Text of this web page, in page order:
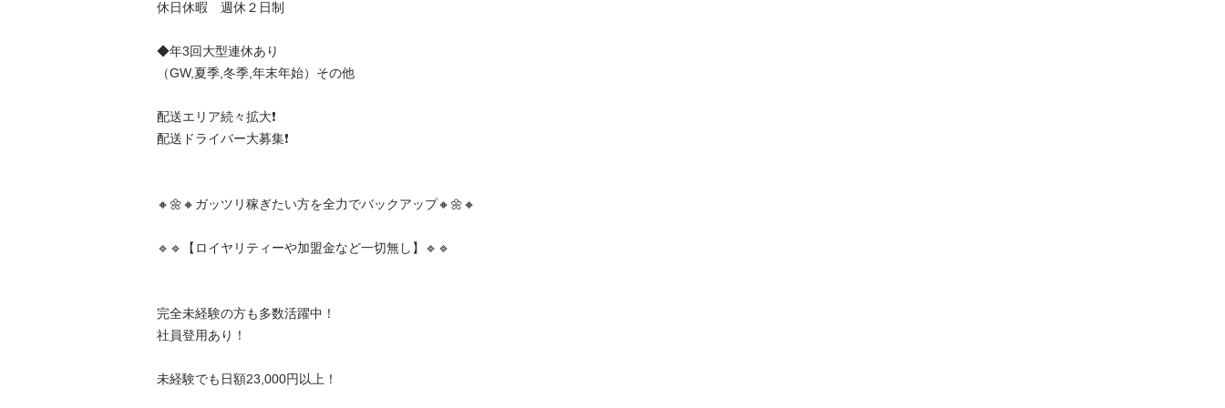
休日休暇　週休２日制
◆年3回大型連休あり
（GW,夏季,冬季,年末年始）その他
配送エリア続々拡大❗️
配送ドライバー大募集❗️
🔸🌼🔸ガッツリ稼ぎたい方を全力でバックアップ🔸🌼🔸
🔹🔹【ロイヤリティーや加盟金など一切無し】🔹🔹
完全未経験の方も多数活躍中！
社員登用あり！
未経験でも日額23,000円以上！